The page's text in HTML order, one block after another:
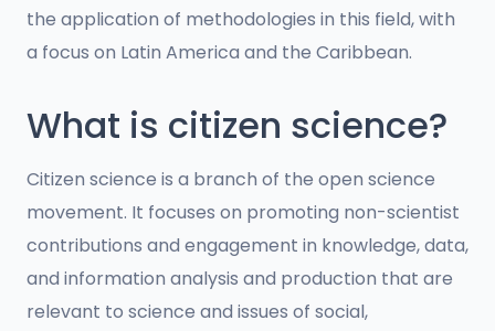
the application of methodologies in this field, with
a focus on Latin America and the Caribbean.
What is citizen science?
Citizen science is a branch of the open science
movement. It focuses on promoting non-scientist
contributions and engagement in knowledge, data,
and information analysis and production that are
relevant to science and issues of social,